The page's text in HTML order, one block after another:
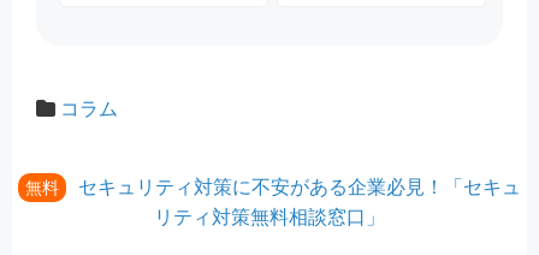
コラム
無料
セキュリティ対策に不安がある企業必見！「セキュ
リティ対策無料相談窓口」